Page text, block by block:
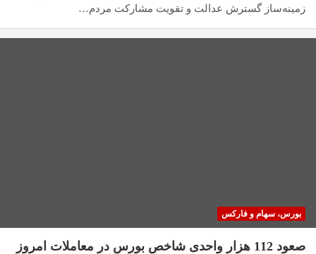
زمینه‌ساز گسترش عدالت و تقویت مشارکت مردم…
بورس، سهام و فارکس
صعود 112 هزار واحدی شاخص بورس در معاملات امروز